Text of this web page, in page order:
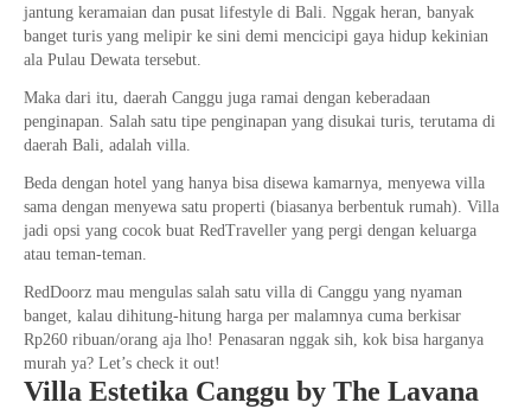
jantung keramaian dan pusat lifestyle di Bali. Nggak heran, banyak
banget turis yang melipir ke sini demi mencicipi gaya hidup kekinian
ala Pulau Dewata tersebut.
Maka dari itu, daerah Canggu juga ramai dengan keberadaan
penginapan. Salah satu tipe penginapan yang disukai turis, terutama di
daerah Bali, adalah villa.
Beda dengan hotel yang hanya bisa disewa kamarnya, menyewa villa
sama dengan menyewa satu properti (biasanya berbentuk rumah). Villa
jadi opsi yang cocok buat RedTraveller yang pergi dengan keluarga
atau teman-teman.
RedDoorz mau mengulas salah satu villa di Canggu yang nyaman
banget, kalau dihitung-hitung harga per malamnya cuma berkisar
Rp260 ribuan/orang aja lho! Penasaran nggak sih, kok bisa harganya
murah ya? Let’s check it out!
Villa Estetika Canggu by The Lavana